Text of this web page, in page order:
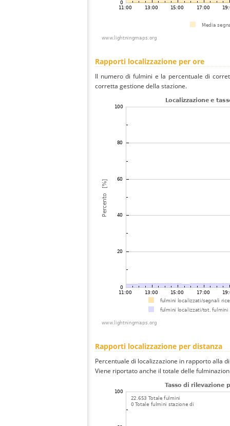
Rapporti localizzazione per ore
Il numero di fulmini e la percentuale di
corretta gestione della stazione.
Rapporti localizzazione per distanza
Percentuale di localizzazione in rapporto alla
Viene riportato anche il totale delle